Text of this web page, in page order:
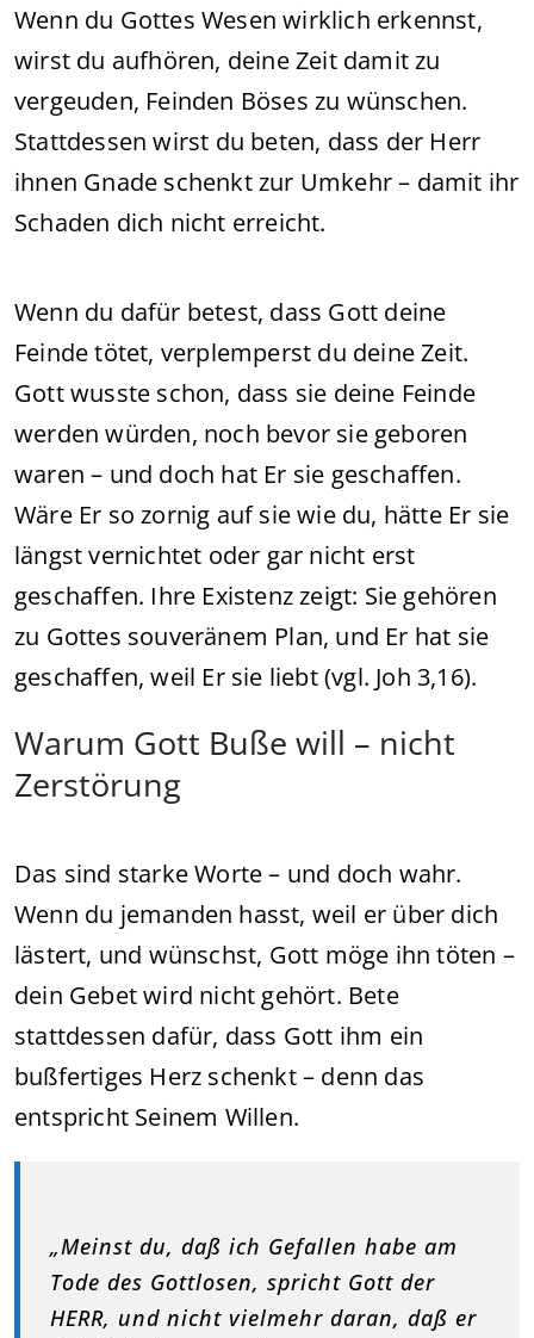
Wenn du Gottes Wesen wirklich erkennst,
wirst du aufhören, deine Zeit damit zu
vergeuden, Feinden Böses zu wünschen.
Stattdessen wirst du beten, dass der Herr
ihnen Gnade schenkt zur Umkehr – damit ihr
Schaden dich nicht erreicht.
Wenn du dafür betest, dass Gott deine
Feinde tötet, verplemperst du deine Zeit.
Gott wusste schon, dass sie deine Feinde
werden würden, noch bevor sie geboren
waren – und doch hat Er sie geschaffen.
Wäre Er so zornig auf sie wie du, hätte Er sie
längst vernichtet oder gar nicht erst
geschaffen. Ihre Existenz zeigt: Sie gehören
zu Gottes souveränem Plan, und Er hat sie
geschaffen, weil Er sie liebt (vgl. Joh 3,16).
Warum Gott Buße will – nicht
Zerstörung
Das sind starke Worte – und doch wahr.
Wenn du jemanden hasst, weil er über dich
lästert, und wünschst, Gott möge ihn töten –
dein Gebet wird nicht gehört. Bete
stattdessen dafür, dass Gott ihm ein
bußfertiges Herz schenkt – denn das
entspricht Seinem Willen.
„Meinst du, daß ich Gefallen habe am
Tode des Gottlosen, spricht Gott der
HERR, und nicht vielmehr daran, daß er